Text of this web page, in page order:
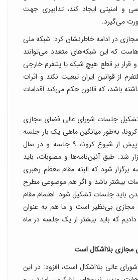
و امنیتی ایجاد کند، تدابیری جهت
می‌گیرد.
در ادامه خاطرنشان کرد:‌ شبکه ملی
که این شبکه‌های متعدد می‌توانند
قرار بر قطع هیچ شبکه یا پلتفرم خارجی
از قوانین ایران تبعیت نکند و اثرات
باشد، که قانون حکم می‌کند اقدامات
تشکیل جلسات شورای عالی فضای مجازی
کرونا، به‌طور میانگین ماهی یک بار جلسه
داشتیم، در سال ۱۳۹۸ پیش از شیوع کرونا، ۹ جلسه و در سال
برگزار شد. طبق آئین‌نامه‌ها و مصوبات، باید
شود که البته مقام معظم رهبری
بیشتر باشد و اگر هم موضوعی مطرح
باید جلسات تشکیل شود. اهتمام مقام
بی‌نظیر است و ما هم به عنوان
که باید بیشتر از یک جلسه در ماه
مجازی بلااشکال است
عالی بلااشکال است، افزود: در این